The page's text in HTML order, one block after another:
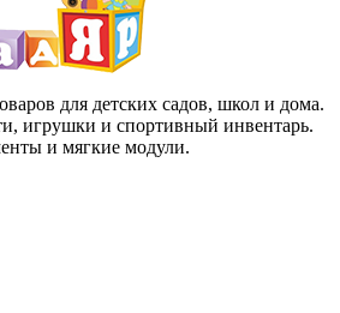
для детских садов, школ и дома.
игрушки и спортивный инвентарь.
и мягкие модули.